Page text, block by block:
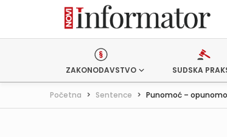
ZAKONODAVSTVO SUDSKA
Početna > Sentence > Punomoć –